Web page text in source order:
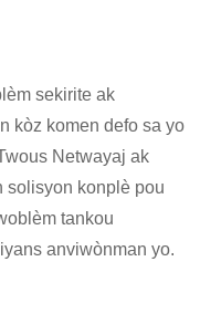
sekirite ak
kòz komen defo sa yo
Netwayaj ak
solisyon konplè pou
tankou
anviwònman yo.